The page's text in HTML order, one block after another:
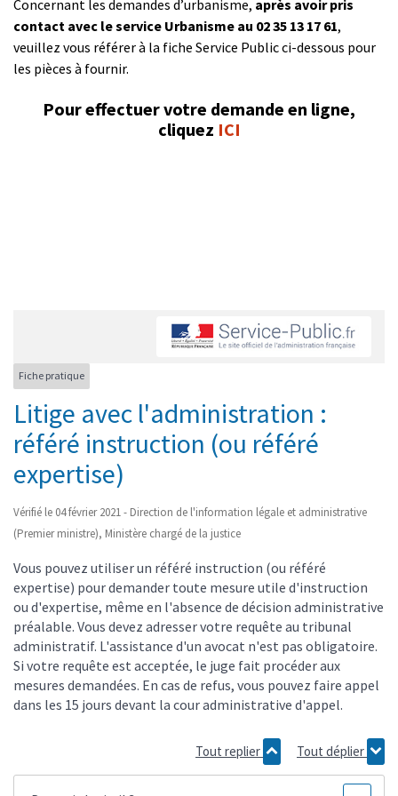
Concernant les demandes d’urbanisme, après avoir pris
contact avec le service Urbanisme au 02 35 13 17 61,
veuillez vous référer à la fiche Service Public ci-dessous pour
les pièces à fournir.
Pour effectuer votre demande en ligne,
cliquez ICI
Fiche pratique
Litige avec l'administration :
référé instruction (ou référé
expertise)
Vérifié le 04 février 2021 - Direction de l'information légale et administrative
(Premier ministre), Ministère chargé de la justice
Vous pouvez utiliser un référé instruction (ou référé
expertise) pour demander toute mesure utile d'instruction
ou d'expertise, même en l'absence de décision administrative
préalable. Vous devez adresser votre requête au tribunal
administratif. L'assistance d'un avocat n'est pas obligatoire.
Si votre requête est acceptée, le juge fait procéder aux
mesures demandées. En cas de refus, vous pouvez faire appel
dans les 15 jours devant la cour administrative d'appel.
Tout replier Tout déplier